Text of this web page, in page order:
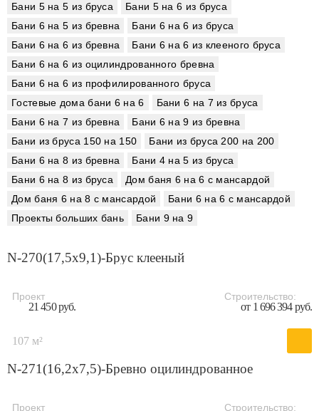
Бани 5 на 5 из бруса
Бани 5 на 6 из бруса
Бани 6 на 5 из бревна
Бани 6 на 6 из бруса
Бани 6 на 6 из бревна
Бани 6 на 6 из клееного бруса
Бани 6 на 6 из оцилиндрованного бревна
Бани 6 на 6 из профилированного бруса
Гостевые дома бани 6 на 6
Бани 6 на 7 из бруса
Бани 6 на 7 из бревна
Бани 6 на 9 из бревна
Бани из бруса 150 на 150
Бани из бруса 200 на 200
Бани 6 на 8 из бревна
Бани 4 на 5 из бруса
Бани 6 на 8 из бруса
Дом баня 6 на 6 с мансардой
Дом баня 6 на 8 с мансардой
Бани 6 на 6 с мансардой
Проекты больших бань
Бани 9 на 9
N-270(17,5x9,1)-Брус клееный
Проект
21 450 руб.
Строительство:
от 1 696 394 руб.
107 м²
N-271(16,2x7,5)-Бревно оцилиндрованное
Проект Строительство: